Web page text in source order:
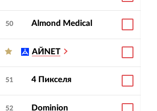
50 Almond Medical
АЙNET
51 4 Пикселя
52 Dominion